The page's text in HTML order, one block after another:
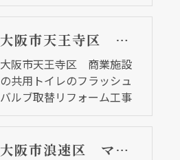
大阪市天王寺区 商業施設の共用トイレのフラッシュバルブ取替リフォーム工事
大阪市天王寺区 商業施設
の共用トイレのフラッシュ
バルブ取替リフォーム工事
大阪市浪速区 マンションの内装リフォーム工事 フローリングや建具も替えました